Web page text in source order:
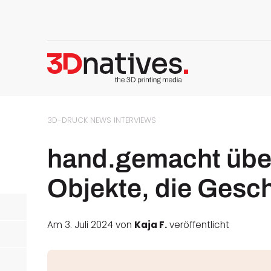
3D-DRUCK NEWS INTERVIEWS
hand.gemacht
Objekte, die
Am 3. Juli 2024 von Kaja F.veröffentlicht